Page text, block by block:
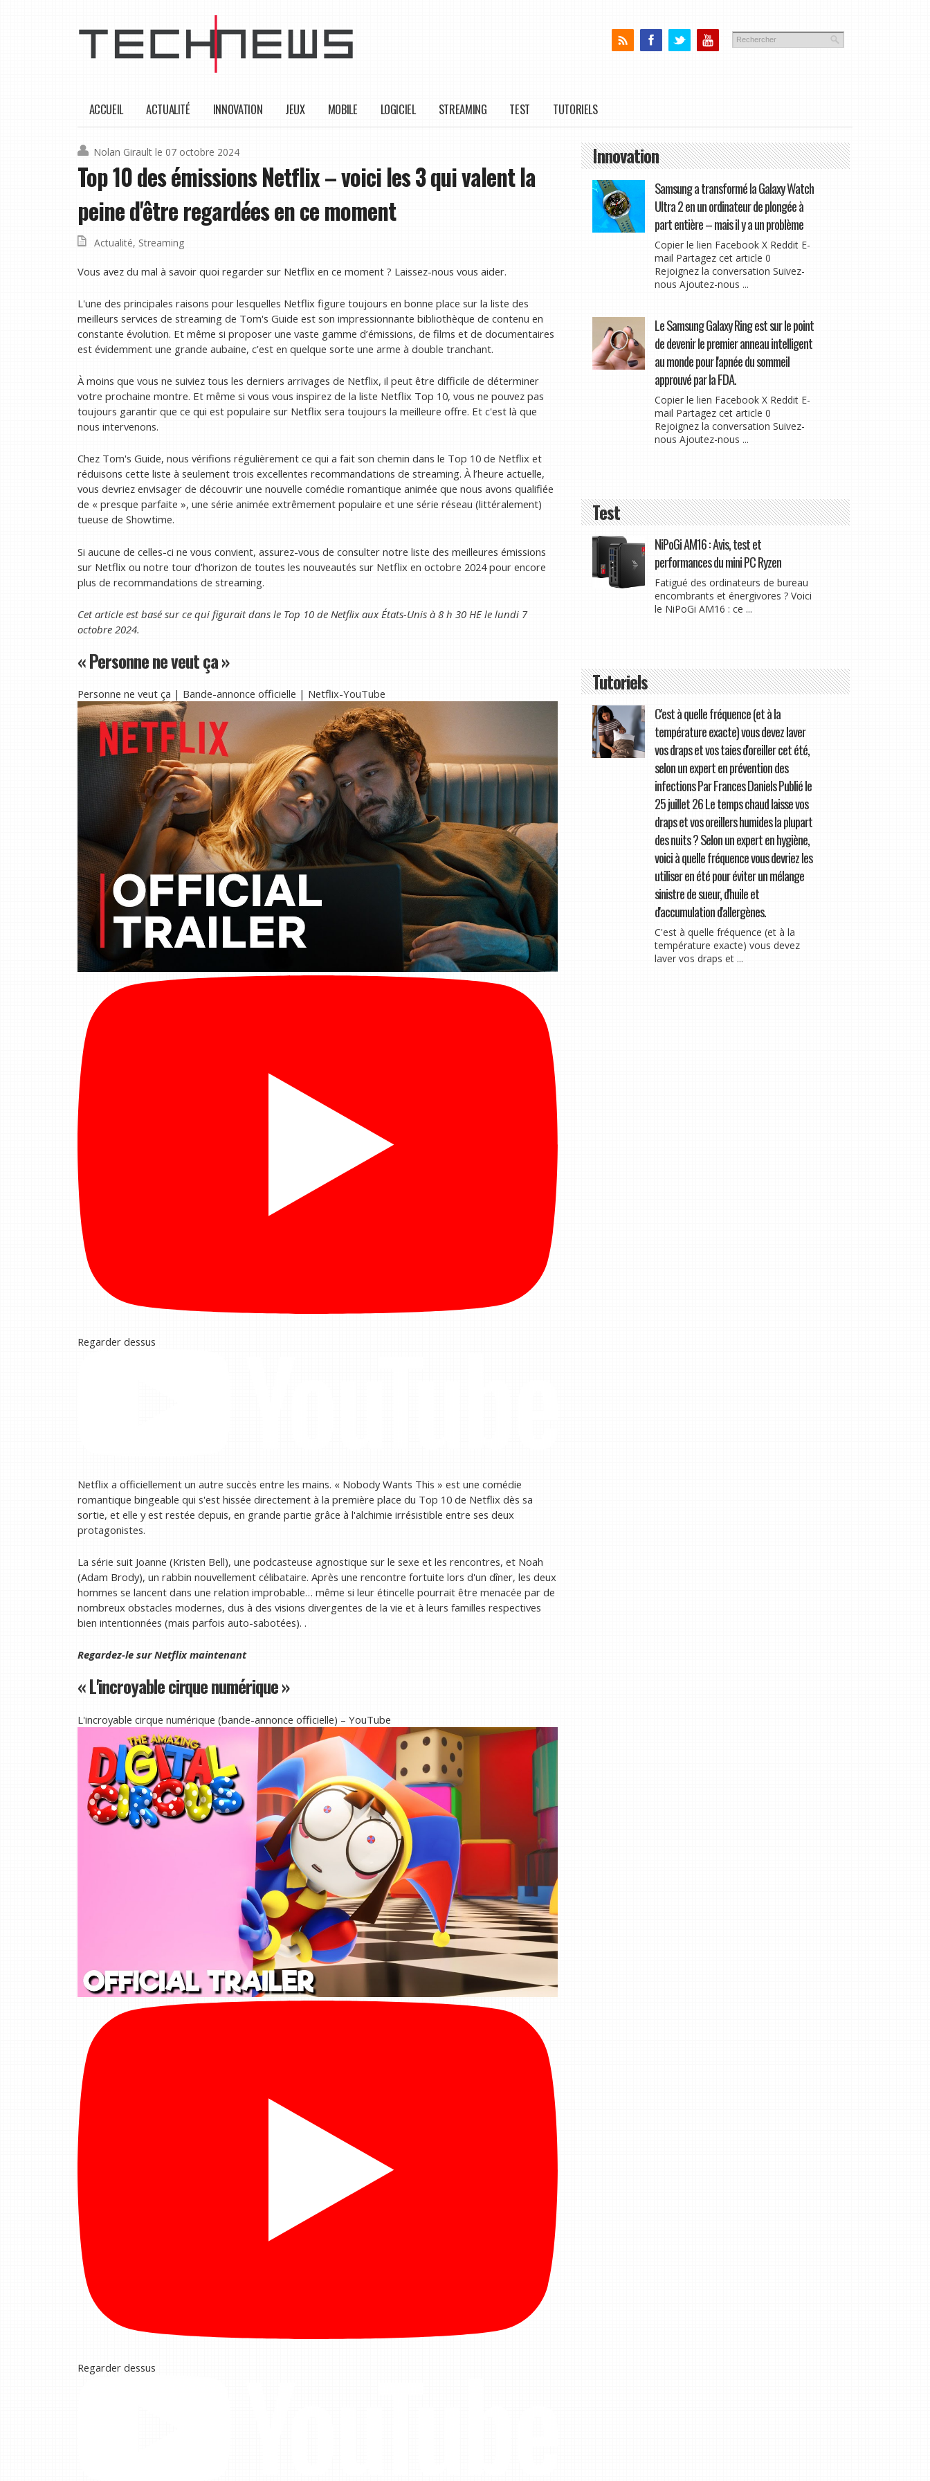
ACCUEIL ACTUALITÉ INNOVATION JEUX MOBILE LOGICIEL STREAMING TEST TUTORIELS
Nolan Girault le 07 octobre 2024
Top 10 des émissions Netflix – voici les 3 qui valent la
peine d'être regardées en ce moment
Actualité, Streaming
Vous avez du mal à savoir quoi regarder sur Netflix en ce moment ? Laissez-nous vous aider.
L'une des principales raisons pour lesquelles Netflix figure toujours en bonne place sur la liste des
meilleurs services de streaming de Tom's Guide est son impressionnante bibliothèque de contenu en
constante évolution. Et même si proposer une vaste gamme d’émissions, de films et de documentaires
est évidemment une grande aubaine, c’est en quelque sorte une arme à double tranchant.
À moins que vous ne suiviez tous les derniers arrivages de Netflix, il peut être difficile de déterminer
votre prochaine montre. Et même si vous vous inspirez de la liste Netflix Top 10, vous ne pouvez pas
toujours garantir que ce qui est populaire sur Netflix sera toujours la meilleure offre. Et c'est là que
nous intervenons.
Chez Tom's Guide, nous vérifions régulièrement ce qui a fait son chemin dans le Top 10 de Netflix et
réduisons cette liste à seulement trois excellentes recommandations de streaming. À l’heure actuelle,
vous devriez envisager de découvrir une nouvelle comédie romantique animée que nous avons qualifiée
de « presque parfaite », une série animée extrêmement populaire et une série réseau (littéralement)
tueuse de Showtime.
Si aucune de celles-ci ne vous convient, assurez-vous de consulter notre liste des meilleures émissions
sur Netflix ou notre tour d’horizon de toutes les nouveautés sur Netflix en octobre 2024 pour encore
plus de recommandations de streaming.
Cet article est basé sur ce qui figurait dans le Top 10 de Netflix aux États-Unis à 8 h 30 HE le lundi 7
octobre 2024.
« Personne ne veut ça »
Personne ne veut ça | Bande-annonce officielle | Netflix-YouTube
Regarder dessus
Netflix a officiellement un autre succès entre les mains. « Nobody Wants This » est une comédie
romantique bingeable qui s'est hissée directement à la première place du Top 10 de Netflix dès sa
sortie, et elle y est restée depuis, en grande partie grâce à l'alchimie irrésistible entre ses deux
protagonistes.
La série suit Joanne (Kristen Bell), une podcasteuse agnostique sur le sexe et les rencontres, et Noah
(Adam Brody), un rabbin nouvellement célibataire. Après une rencontre fortuite lors d'un dîner, les deux
hommes se lancent dans une relation improbable… même si leur étincelle pourrait être menacée par de
nombreux obstacles modernes, dus à des visions divergentes de la vie et à leurs familles respectives
bien intentionnées (mais parfois auto-sabotées). .
Regardez-le surNetflixmaintenant
« L'incroyable cirque numérique »
L'incroyable cirque numérique (bande-annonce officielle) – YouTube
Regarder dessus
Innovation
Samsung a transformé la Galaxy Watch
Ultra 2 en un ordinateur de plongée à
part entière – mais il y a un problème
Copier le lien Facebook X Reddit E-
mail Partagez cet article 0
Rejoignez la conversation Suivez-
nous Ajoutez-nous ...
Le Samsung Galaxy Ring est sur le point
de devenir le premier anneau intelligent
au monde pour l'apnée du sommeil
approuvé par la FDA.
Copier le lien Facebook X Reddit E-
mail Partagez cet article 0
Rejoignez la conversation Suivez-
nous Ajoutez-nous ...
Test
NiPoGi AM16 : Avis, test et
performances du mini PC Ryzen
Fatigué des ordinateurs de bureau
encombrants et énergivores ? Voici
le NiPoGi AM16 : ce ...
Tutoriels
C'est à quelle fréquence (et à la
température exacte) vous devez laver
vos draps et vos taies d'oreiller cet été,
selon un expert en prévention des
infections Par Frances Daniels Publié le
25 juillet 26 Le temps chaud laisse vos
draps et vos oreillers humides la plupart
des nuits ? Selon un expert en hygiène,
voici à quelle fréquence vous devriez les
utiliser en été pour éviter un mélange
sinistre de sueur, d'huile et
d'accumulation d'allergènes.
C'est à quelle fréquence (et à la
température exacte) vous devez
laver vos draps et ...